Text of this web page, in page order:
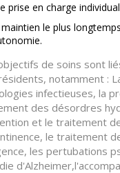
prise en charge
le plus
de soins sont
notamment :
infectieuses, la
des désordres
et le traitement
le traitement
les pertubations